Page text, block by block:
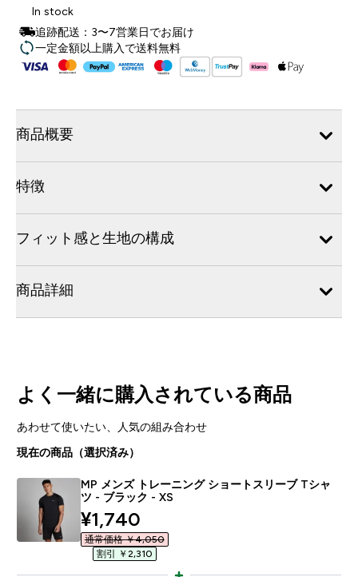
In stock
追跡配送：3〜7営業日でお届け
一定金額以上購入で送料無料
商品概要
特徴
フィット感と生地の構成
商品詳細
よく一緒に購入されている商品
あわせて使いたい、人気の組み合わせ
現在の商品（選択済み）
MP メンズ トレーニング ショートスリーブ Tシャ
ツ - ブラック - XS
discounted price
¥1,740‎
通常価格 ￥4,050‎
割引 ￥2,310‎